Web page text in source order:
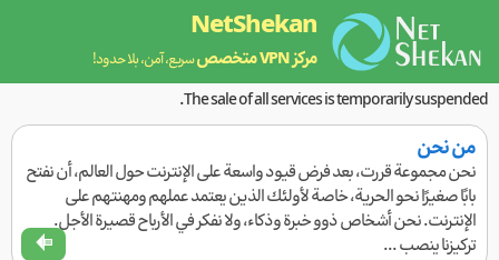
NetShekan
مركز VPN متخصص سريع، آمن، بلا حدود!
The sale of all services is temporarily suspended.
من نحن
نحن مجموعة قررت، بعد فرض قيود واسعة على الإنترنت حول العالم، أن نفتح
بابًا صغيرًا نحو الحرية، خاصة لأولئك الذين يعتمد عملهم ومهنتهم على
الإنترنت. نحن أشخاص ذوو خبرة وذكاء، ولا نفكر في الأرباح قصيرة الأجل.
تركيزنا ينصب ...